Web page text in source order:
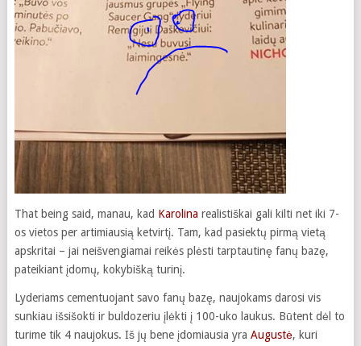
That being said, manau, kad Karolina realistiškai gali kilti net iki 7-
os vietos per artimiausią ketvirtį. Tam, kad pasiektų pirmą vietą
apskritai – jai neišvengiamai reikės plėsti tarptautinę fanų bazę,
pateikiant įdomų, kokybišką turinį.
Lyderiams cementuojant savo fanų bazę, naujokams darosi vis
sunkiau išsišokti ir buldozeriu įlėkti į 100-uko laukus. Būtent dėl to
turime tik 4 naujokus. Iš jų bene įdomiausia yra Augustė, kuri